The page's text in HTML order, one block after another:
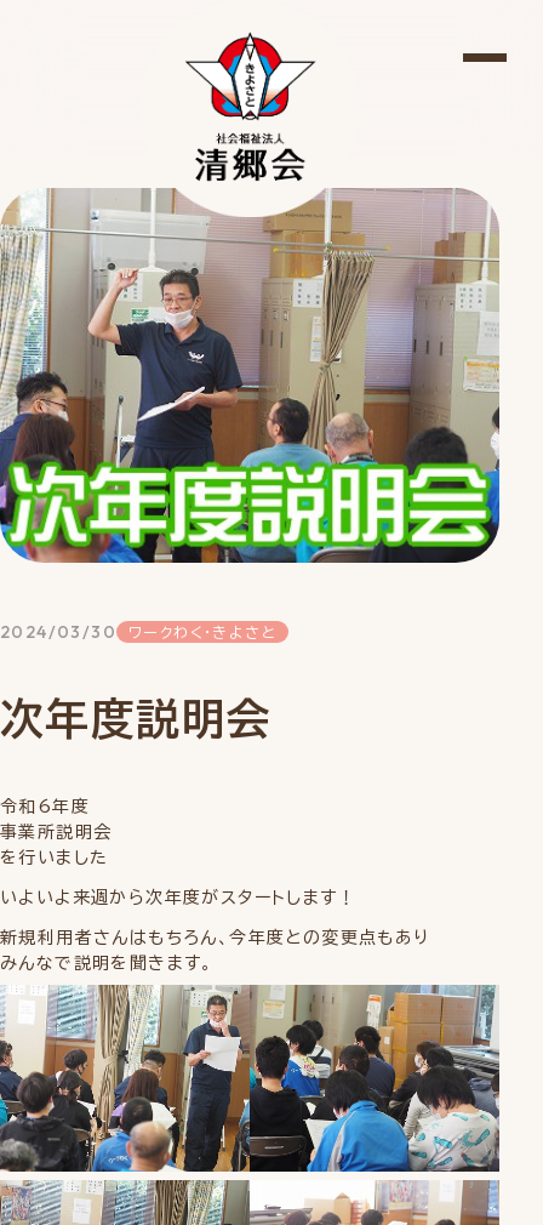
2024/03/30 ワークわく・きよさと
次年度説明会
令和6年度
事業所説明会
を行いました
いよいよ来週から次年度がスタートします！
新規利用者さんはもちろん、今年度との変更点もあり
みんなで説明を聞きます。